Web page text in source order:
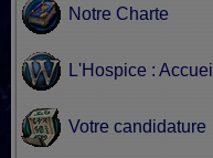
Notre Charte
L'Hospice : Accueil
Votre candidature